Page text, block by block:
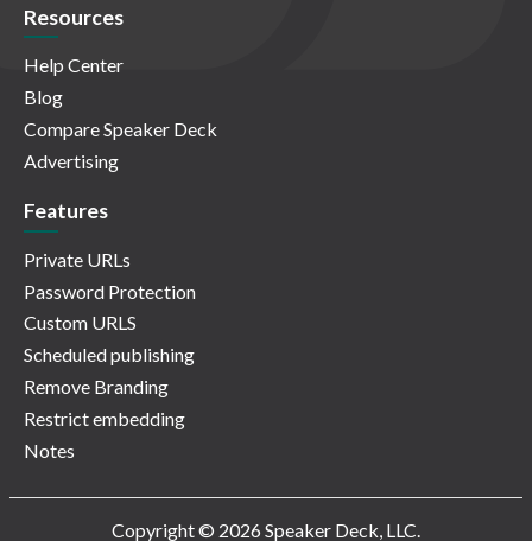
Resources
Help Center
Blog
Compare Speaker Deck
Advertising
Features
Private URLs
Password Protection
Custom URLS
Scheduled publishing
Remove Branding
Restrict embedding
Notes
Copyright © 2026 Speaker Deck, LLC.